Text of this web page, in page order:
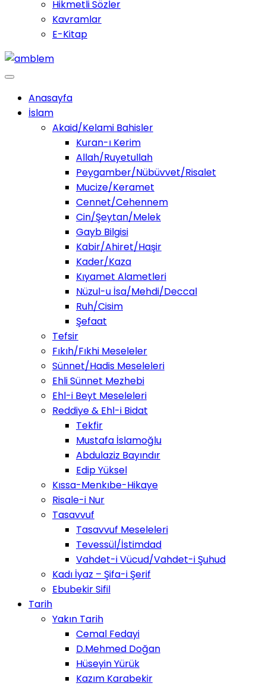
Hikmetli Sözler
Kavramlar
E-Kitap
Anasayfa
İslam
Akaid/Kelami Bahisler
Kuran-ı Kerim
Allah/Ruyetullah
Peygamber/Nübüvvet/Risalet
Mucize/Keramet
Cennet/Cehennem
Cin/Şeytan/Melek
Gayb Bilgisi
Kabir/Ahiret/Haşir
Kader/Kaza
Kıyamet Alametleri
Nüzul-u İsa/Mehdi/Deccal
Ruh/Cisim
Şefaat
Tefsir
Fıkıh/Fıkhi Meseleler
Sünnet/Hadis Meseleleri
Ehli Sünnet Mezhebi
Ehl-i Beyt Meseleleri
Reddiye & Ehl-i Bidat
Tekfir
Mustafa İslamoğlu
Abdulaziz Bayındır
Edip Yüksel
Kıssa-Menkıbe-Hikaye
Risale-i Nur
Tasavvuf
Tasavvuf Meseleleri
Tevessül/İstimdad
Vahdet-i Vücud/Vahdet-i Şuhud
Kadı İyaz – Şifa-i Şerif
Ebubekir Sifil
Tarih
Yakın Tarih
Cemal Fedayi
D.Mehmed Doğan
Hüseyin Yürük
Kazım Karabekir